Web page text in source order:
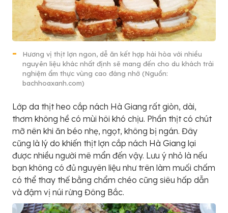
Hương vị thịt lợn ngon, dễ ăn kết hợp hài hòa với nhiều
nguyên liệu khác nhất định sẽ mang đến cho du khách trải
nghiệm ẩm thực vùng cao đáng nhớ (Nguồn:
bachhoaxanh.com)
Lớp da thịt heo cắp nách Hà Giang rất giòn, dài,
thơm không hề có mùi hôi khó chịu. Phần thịt có chút
mỡ nên khi ăn béo nhẹ, ngọt, không bị ngán. Đây
cũng là lý do khiến thịt lợn cắp nách Hà Giang lại
được nhiều người mê mẩn đến vậy. Lưu ý nhỏ là nếu
bạn không có đủ nguyên liệu như trên làm muối chấm
có thể thay thế bằng chẩm chéo cũng siêu hấp dẫn
và đậm vị núi rừng Đông Bắc.